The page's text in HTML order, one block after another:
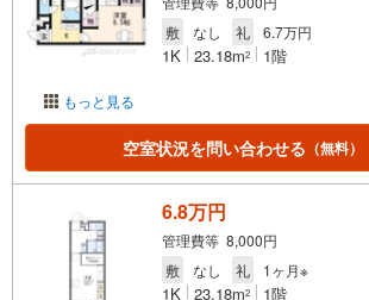
もっと見る
敷
なし 礼 6.7万円
1K 23.18m2 1階
空室状況を問い合わせる （無料）
6.8万円
管理費等 8,000円
敷
なし 礼 1ヶ月※
1K 23.18m2 1階